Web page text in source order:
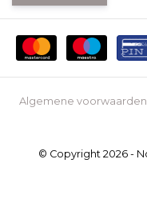
Algemene voorwaarden
© Copyright 2026 -